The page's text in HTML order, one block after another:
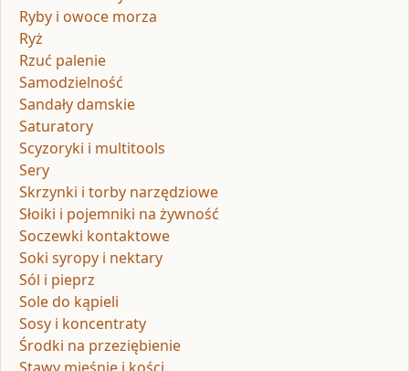
Ryby i owoce morza
Ryż
Rzuć palenie
Samodzielność
Sandały damskie
Saturatory
Scyzoryki i multitools
Sery
Skrzynki i torby narzędziowe
Słoiki i pojemniki na żywność
Soczewki kontaktowe
Soki syropy i nektary
Sól i pieprz
Sole do kąpieli
Sosy i koncentraty
Środki na przeziębienie